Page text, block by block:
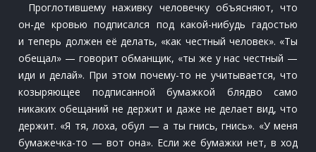
Проглотившему наживку человечку объясняют, что
он-де кровью подписался под какой-нибудь гадостью
и теперь должен её делать, «как честный человек». «Ты
обещал» — говорит обманщик, «ты же у нас честный —
иди и делай». При этом почему-то не учитывается, что
козыряющее подписанной бумажкой блядво само
никаких обещаний не держит и даже не делает вид, что
держит. «Я тя, лоха, обул — а ты гнись, гнись». «У меня
бумажечка-то — вот она». Если же бумажки нет, в ход